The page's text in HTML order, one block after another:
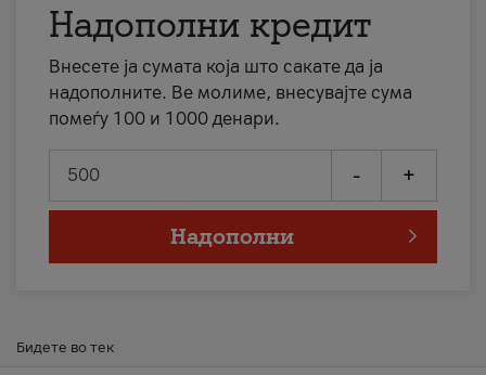
Надополни кредит
Внесете ја сумата која што сакате да ја
надополните. Ве молиме, внесувајте сума
помеѓу 100 и 1000 денари.
- +
Надополни
Бидете во тек